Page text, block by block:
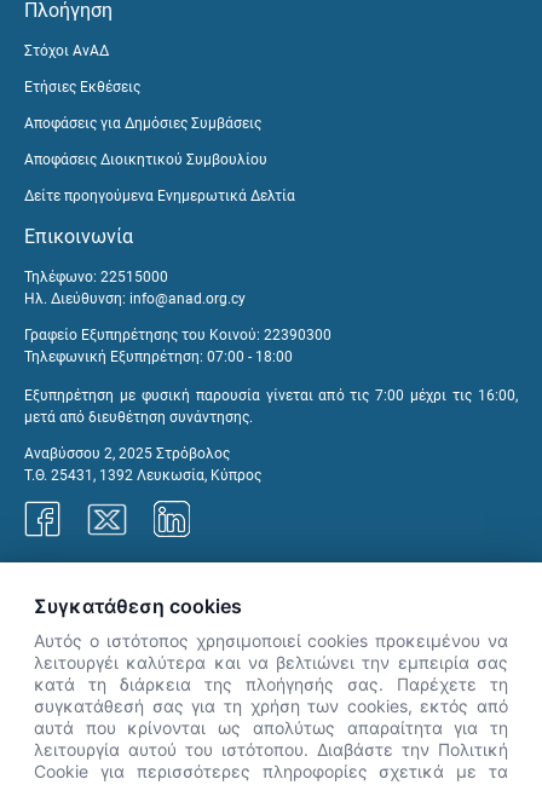
Πλοήγηση
Στόχοι ΑνΑΔ
Ετήσιες Εκθέσεις
Αποφάσεις για Δημόσιες Συμβάσεις
Αποφάσεις Διοικητικού Συμβουλίου
Δείτε προηγούμενα Ενημερωτικά Δελτία
Επικοινωνία
Τηλέφωνο: 22515000
Ηλ. Διεύθυνση: info@anad.org.cy
Γραφείο Εξυπηρέτησης του Κοινού: 22390300
Τηλεφωνική Εξυπηρέτηση: 07:00 - 18:00
Εξυπηρέτηση με φυσική παρουσία γίνεται από τις 7:00 μέχρι τις 16:00,
μετά από διευθέτηση συνάντησης.
Αναβύσσου 2, 2025 Στρόβολος
Τ.Θ. 25431, 1392 Λευκωσία, Κύπρος
👋 Καλώς ήρθες! Είμαι η Νόησις.
Πες μου πώς μπορώ να σε βοηθήσω
σήμερα.
Συγκατάθεση cookies
Αυτός ο ιστότοπος χρησιμοποιεί cookies προκειμένου να
λειτουργέι καλύτερα και να βελτιώνει την εμπειρία σας
κατά τη διάρκεια της πλοήγησής σας. Παρέχετε τη
συγκατάθεσή σας για τη χρήση των cookies, εκτός από
αυτά που κρίνονται ως απολύτως απαραίτητα για τη
λειτουργία αυτού του ιστότοπου. Διαβάστε την Πολιτική
Cookie για περισσότερες πληροφορίες σχετικά με τα